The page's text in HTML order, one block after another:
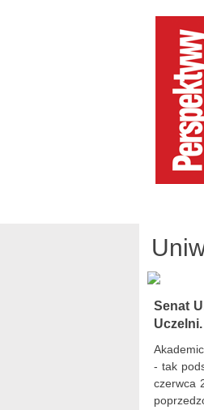
Senat
- tak
czerwca